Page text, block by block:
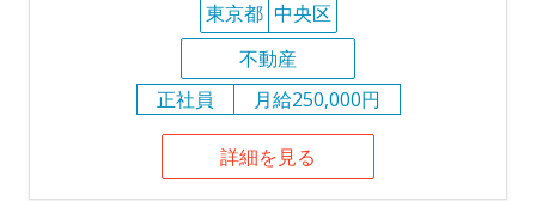
東京都 中央区
不動産
正社員
月給250,000円
詳細を見る